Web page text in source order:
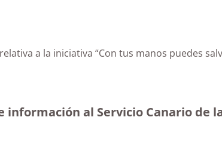
a la iniciativa “Con tus manos puedes
al Servicio Canario de